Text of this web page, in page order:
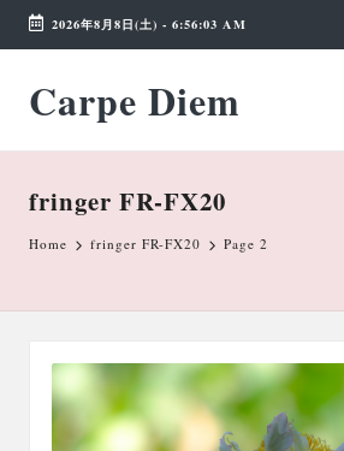
Skip
content
2026年8月8日(土) - 6:56:04 AM
Carpe Diem
Weekend
Wonderland
fringer FR-FX20
Home fringer FR-FX20 Page 2